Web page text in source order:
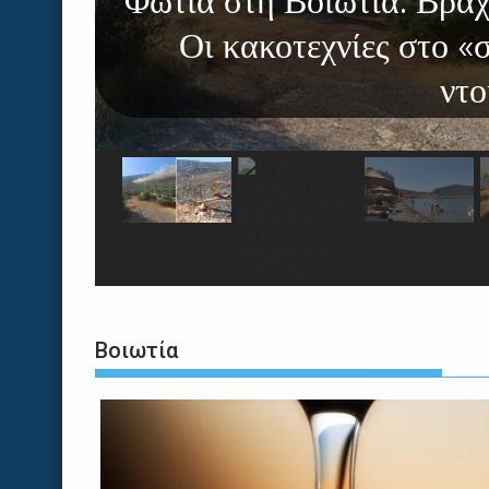
Στις πυρόπληκτες
Βοιωτία